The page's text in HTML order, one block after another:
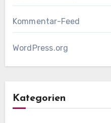
Kommentar-Feed
WordPress.org
Kategorien